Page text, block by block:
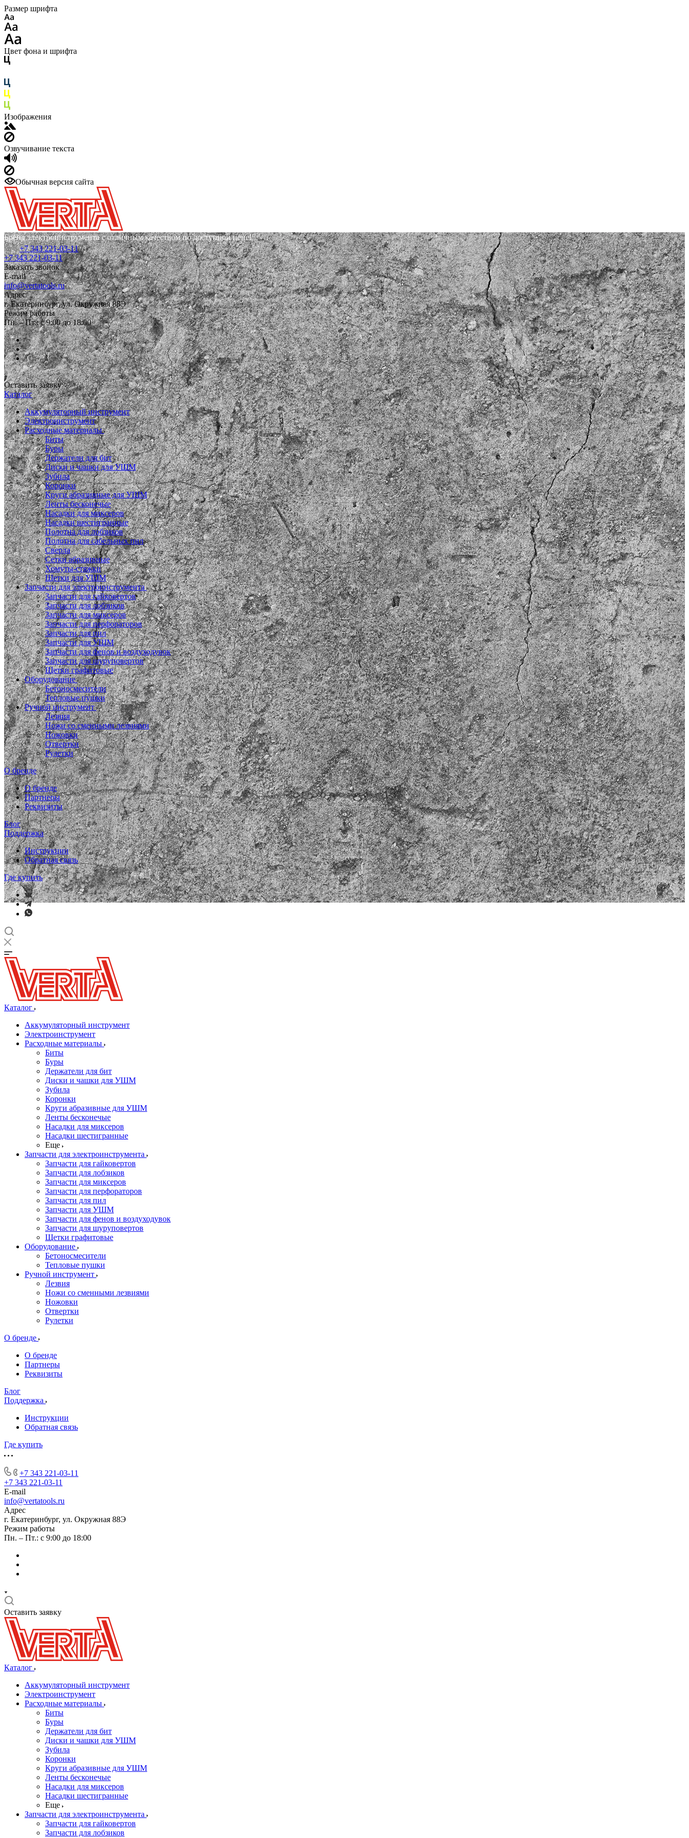
Размер шрифта
Цвет фона и шрифта
Изображения
Озвучивание текста
Обычная версия сайта
Бренд электроинструмента с отличным качеством по доступной цене!
+7 343 221-03-11
+7 343 221-03-11
Заказать звонок
E-mail
info@vertatools.ru
Адрес
г. Екатеринбург, ул. Окружная 88Э
Режим работы
Пн. – Пт.: с 9:00 до 18:00
Оставить заявку
Каталог
Аккумуляторный инструмент
Электроинструмент
Расходные материалы
Биты
Буры
Держатели для бит
Диски и чашки для УШМ
Зубила
Коронки
Круги абразивные для УШМ
Ленты бесконечые
Насадки для миксеров
Насадки шестигранные
Полотна для лобзиков
Полотна для сабельных пил
Сверла
Сетки абразивные
Хомуты-стяжки
Щетки для УШМ
Запчасти для электроинструмента
Запчасти для гайковертов
Запчасти для лобзиков
Запчасти для миксеров
Запчасти для перфораторов
Запчасти для пил
Запчасти для УШМ
Запчасти для фенов и воздуходувок
Запчасти для шуруповертов
Щетки графитовые
Оборудование
Бетоносмесители
Тепловые пушки
Ручной инструмент
Лезвия
Ножи со сменными лезвиями
Ножовки
Отвертки
Рулетки
О бренде
О бренде
Партнеры
Реквизиты
Блог
Поддержка
Инструкции
Обратная связь
Где купить
Каталог
Аккумуляторный инструмент
Электроинструмент
Расходные материалы
Биты
Буры
Держатели для бит
Диски и чашки для УШМ
Зубила
Коронки
Круги абразивные для УШМ
Ленты бесконечые
Насадки для миксеров
Насадки шестигранные
Еще
Запчасти для электроинструмента
Запчасти для гайковертов
Запчасти для лобзиков
Запчасти для миксеров
Запчасти для перфораторов
Запчасти для пил
Запчасти для УШМ
Запчасти для фенов и воздуходувок
Запчасти для шуруповертов
Щетки графитовые
Оборудование
Бетоносмесители
Тепловые пушки
Ручной инструмент
Лезвия
Ножи со сменными лезвиями
Ножовки
Отвертки
Рулетки
О бренде
О бренде
Партнеры
Реквизиты
Блог
Поддержка
Инструкции
Обратная связь
Где купить
+7 343 221-03-11
+7 343 221-03-11
E-mail
info@vertatools.ru
Адрес
г. Екатеринбург, ул. Окружная 88Э
Режим работы
Пн. – Пт.: с 9:00 до 18:00
Оставить заявку
Каталог
Аккумуляторный инструмент
Электроинструмент
Расходные материалы
Биты
Буры
Держатели для бит
Диски и чашки для УШМ
Зубила
Коронки
Круги абразивные для УШМ
Ленты бесконечые
Насадки для миксеров
Насадки шестигранные
Еще
Запчасти для электроинструмента
Запчасти для гайковертов
Запчасти для лобзиков